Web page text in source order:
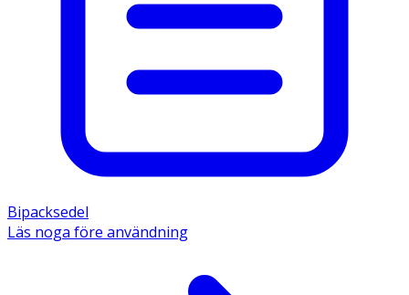
Bipacksedel
Läs noga före användning